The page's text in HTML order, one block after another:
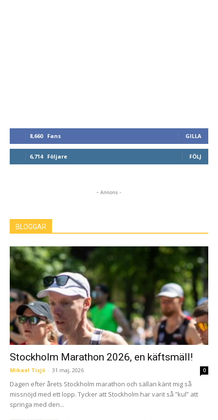
8,660 Fans GILLA
6,714 Följare FÖLJ
- Annons -
BLOGGAR
Stockholm Marathon 2026, en käftsmäll!
Mikael Tisjö - 31 maj, 2026 0
Dagen efter årets Stockholm marathon och sällan känt mig så
missnöjd med ett lopp. Tycker att Stockholm har varit så ”kul” att
springa med den...